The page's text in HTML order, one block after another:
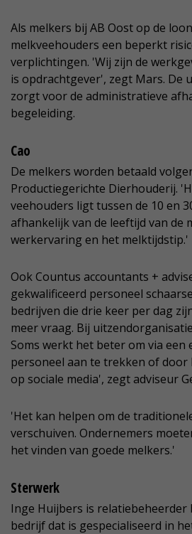
Als melkers bij AB Oost op de
melkveehouders een beperkt
verplichtingen. 'Wij zijn de
is opdrachtgever', zegt Mars. De
zorgt voor de administratieve
begeleiding.
Cao
De melkers worden betaald
Productiegerichte Dierhouderij.
veehouders ligt tussen de 10 en
afhankelijk van de leeftijd van de
werkervaring en het melktijdstip.'
Ook Countus accountants +
gekwalificeerd personeel
bedrijven die drie keer per dag
meer vraag. Bij
Soms werkt het beter om via een
personeel aan te trekken of
op sociale media', zegt adviseur
'Het kan helpen om de
verschuiven. Ondernemers
het vinden van goede melkers.'
Sterwerk
Inge Huijbers is relatiebeheerder
bedrijf dat is gespecialiseerd in